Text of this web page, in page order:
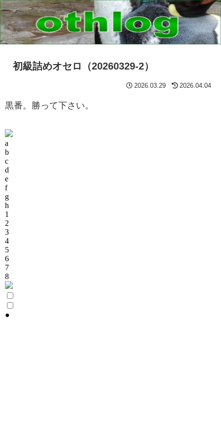
初級詰めオセロ（20260329-2）
2026.03.29 2026.04.04
黒番。勝って下さい。